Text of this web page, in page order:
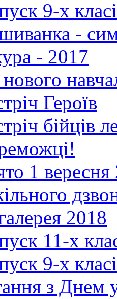
9-х
-
- 2017
Героїв
бійців
1 вересня
2018
11-х
9-х
з Днем